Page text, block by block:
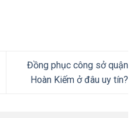
Đồng phục công sở quận
Hoàn Kiếm ở đâu uy tín?